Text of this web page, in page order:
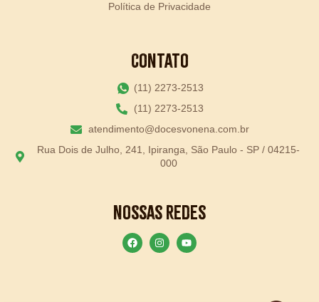
Política de Privacidade
Contato
(11) 2273-2513
(11) 2273-2513
atendimento@docesvonena.com.br
Rua Dois de Julho, 241, Ipiranga, São Paulo - SP / 04215-
000
Nossas Redes